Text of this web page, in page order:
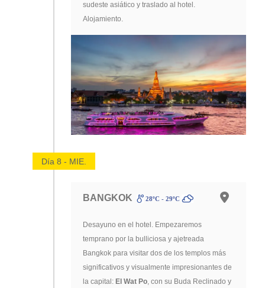
sudeste asiático y traslado al hotel.
Alojamiento.
Día 8 - MIE.
BANGKOK 28ºC - 29ºC
Desayuno en el hotel. Empezaremos
temprano por la bulliciosa y ajetreada
Bangkok para visitar dos de los templos más
significativos y visualmente impresionantes de
la capital: El Wat Po , con su Buda Reclinado y